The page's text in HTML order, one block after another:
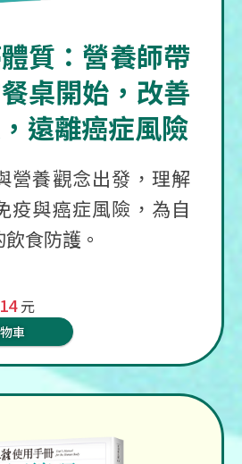
質：營養師帶
桌開始，改善
遠離癌症風險
營養觀念出發，理解
疫與癌症風險，為自
食防護。
元
車